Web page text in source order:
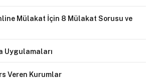
Mülakat İçin 8 Mülakat Sorusu ve
Uygulamaları
Veren Kurumlar